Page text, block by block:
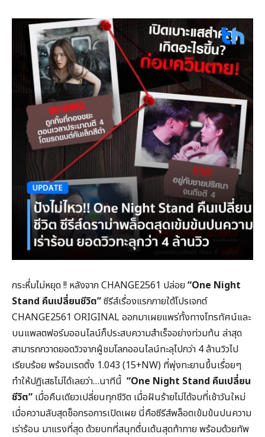
กระหึ่มไม่หยุด !! หลังจาก CHANGE2561 ปล่อย“One Night
Stand คืนเปลี่ยนชีวิต”ซีรีส์เรื่องแรกภายใต้โปรเจกต์
CHANGE2561 ORIGINAL ออกมาเผยแพร่ทั้งทางโทรทัศน์และ
บนแพลตฟอร์มออนไลน์ก็ประสบความสำเร็จอย่างท่วมท้น ล่าสุด
สามารถกวาดยอดวิวจากผู้ชมโลกออนไลน์ทะลุไปกว่า 4 ล้านวิวไป
เรียบร้อย พร้อมเรตติ้ง 1.043 (15+NW) ที่พุ่งทะยานขึ้นเรื่อยๆ
ทำให้ปฏิเสธไม่ได้เลยว่า…นาทีนี้ “One Night Stand คืนเปลี่ยน
ชีวิต” เมื่อคืนเดียวเปลี่ยนทุกชีวิต เมื่อฝันร้ายไม่ได้จบที่เช้าวันใหม่
เมื่อความลับสุดช็อกรอการเปิดเผย นี่คือซีรีส์พล็อตเข้มข้นปนความ
เร่าร้อน มาแรงที่สุด ด้วยบทที่สนุกตื่นเต้นสุดท้าทาย พร้อมด้วยทัพ